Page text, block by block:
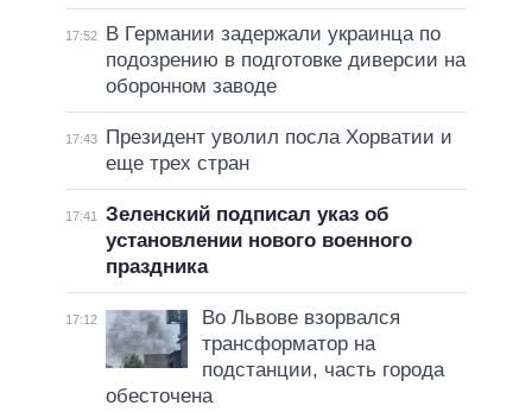
17:52
В Германии задержали украинца по
подозрению в подготовке диверсии на
оборонном заводе
17:43
Президент уволил посла Хорватии и
еще трех стран
17:41
Зеленский подписал указ об
установлении нового военного
праздника
17:12
Во Львове взорвался
трансформатор на
подстанции, часть города
обесточена